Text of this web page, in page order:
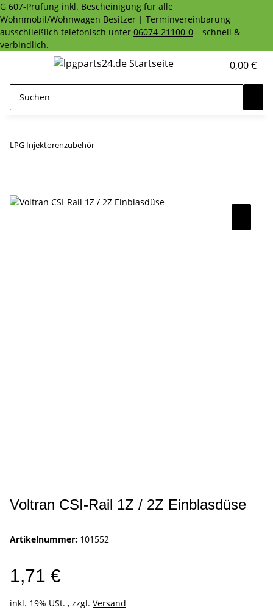
G 607-Prüfung inkl. Bescheinigung für alle
Wohnmobil/Wohnwagen Besitzer | Terminvereinbarung
ausschließlich telefonisch unter 06074-21100-0 – schnell &
verbindlich.
0,00 €
LPG Injektorenzubehör
Voltran CSI-Rail 1Z / 2Z Einblasdüse
Artikelnummer: 101552
1,71 €
inkl. 19% USt. , zzgl. Versand